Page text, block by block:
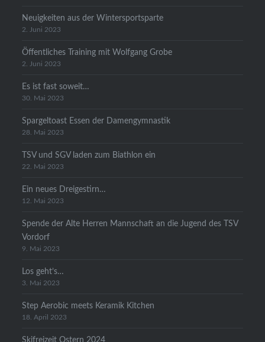
Neuigkeiten aus der Wintersportsparte
2. Juni 2023
Öffentliches Training mit Wolfgang Grobe
2. Juni 2023
Es ist fast soweit…
30. Mai 2023
Spargeltoast Essen der Damengymnastik
28. Mai 2023
TSV und SGV laden zum Biathlon ein
22. Mai 2023
Ein neues Dreigestirn…
12. Mai 2023
Spende der Alte Herren Mannschaft an die Jugend des TSV
Vordorf
9. Mai 2023
Los geht’s…
3. Mai 2023
Step Aerobic meets Keramik Kitchen
18. April 2023
Skifreizeit Ostern 2024